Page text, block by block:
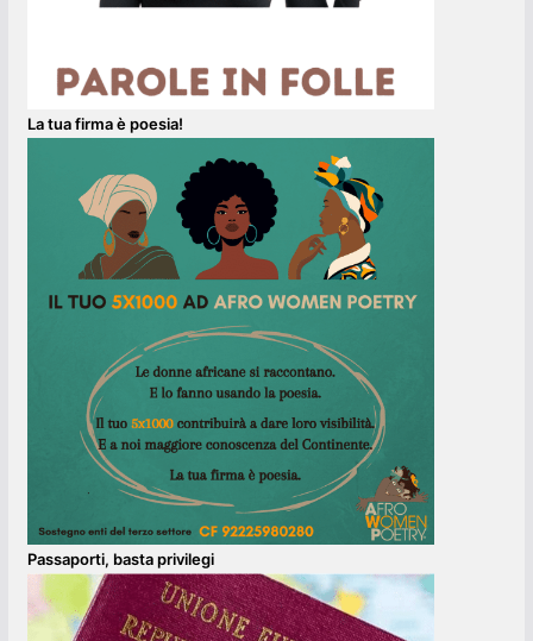
La tua firma è poesia!
Passaporti, basta privilegi